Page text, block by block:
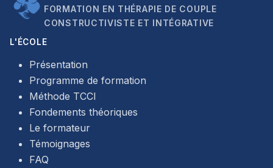
FORMATION EN THÉRAPIE DE COUPLE
CONSTRUCTIVISTE ET INTÉGRATIVE
L'ÉCOLE
Présentation
Programme de formation
Méthode TCCI
Fondements théoriques
Le formateur
Témoignages
FAQ